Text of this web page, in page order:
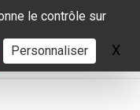
le contrôle sur
Personnaliser X